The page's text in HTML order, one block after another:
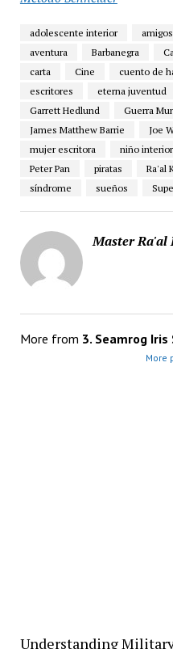
adolescente interior amigos
aventura
Barbanegra
carta
Cine cuento de
escritores
eterna juventud
Garrett Hedlund
Guerra
James Matthew Barrie
Joe
mujer escritora
niño interior
Peter Pan
piratas Ra'al
síndrome
sueños
Master
More from 3. Seamrog
More
Understanding